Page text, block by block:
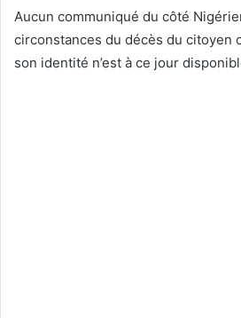
Aucun communiqué du côté
circonstances du décès du citoyen
son identité n’est à ce jour